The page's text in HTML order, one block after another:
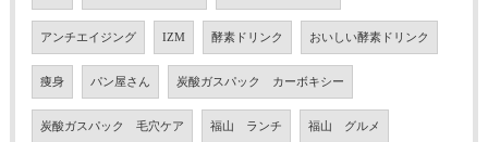
アンチエイジング IZM 酵素ドリンク おいしい酵素ドリンク
痩身 パン屋さん 炭酸ガスパック カーボキシー
炭酸ガスパック 毛穴ケア 福山 ランチ 福山 グルメ